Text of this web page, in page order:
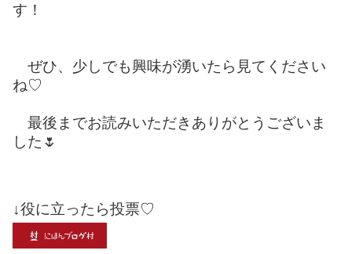
す！
ぜひ、少しでも興味が湧いたら見てください
ね♡
最後までお読みいただきありがとうございま
した🌷
↓役に立ったら投票♡